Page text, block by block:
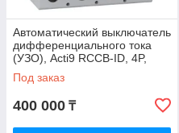
Автоматический выключатель
дифференциального тока
(УЗО), Acti9 RCCB-ID, 4P,
125A, тип переменного тока,
30 мА
Под заказ
400 000 ₸